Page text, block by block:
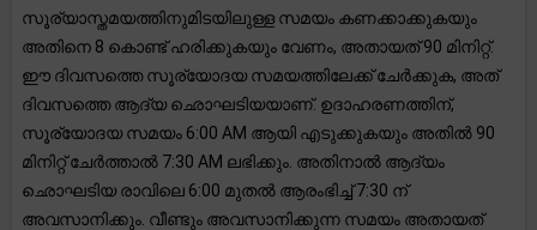
സൂര്യാസ്തമയത്തിനുമിടയിലുള്ള സമയം കണക്കാക്കുകയും
അതിനെ 8 കൊണ്ട് ഹരിക്കുകയും വേണം, അതായത് 90 മിനിറ്റ്.
ഈ ദിവസത്തെ സൂര്യോദയ സമയത്തിലേക്ക് ചേർക്കുക, അത്
ദിവസത്തെ ആദ്യ ഛൊഘടിയയാണ്. ഉദാഹരണത്തിന്,
സൂര്യോദയ സമയം 6:00 AM ആയി എടുക്കുകയും അതിൽ 90
മിനിറ്റ് ചേർത്താൽ 7:30 AM ലഭിക്കും. അതിനാൽ ആദ്യം
ഛൊഘടിയ രാവിലെ 6:00 മുതൽ ആരംഭിച്ച് 7:30 ന്
അവസാനിക്കും. വീണ്ടും അവസാനിക്കുന്ന സമയം അതായത്